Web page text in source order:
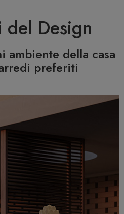
Design
ambiente della casa
preferiti